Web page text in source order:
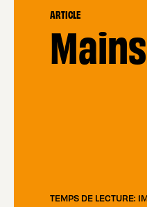
ARTICLE
TEMPS DE LECTURE: